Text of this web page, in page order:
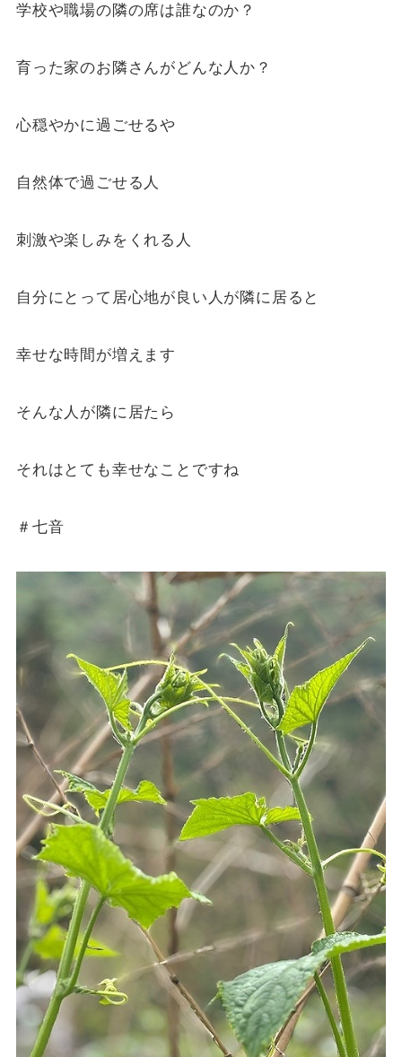
学校や職場の隣の席は誰なのか？
育った家のお隣さんがどんな人か？
心穏やかに過ごせるや
自然体で過ごせる人
刺激や楽しみをくれる人
自分にとって居心地が良い人が隣に居ると
幸せな時間が増えます
そんな人が隣に居たら
それはとても幸せなことですね
＃七音